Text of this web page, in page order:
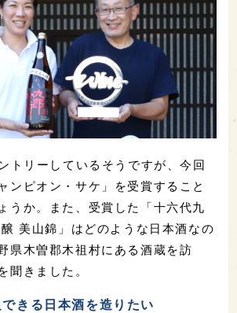
トリーしているそうですが、今回
ンピオン・サケ」を受賞すること
うか。また、受賞した「十六代九
美山錦」はどのような日本酒なの
県木曽郡木祖村にある酒蔵を訪
聞きました。
きる日本酒を造りたい